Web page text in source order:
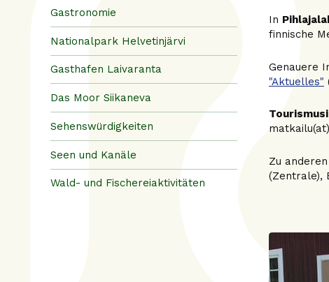
Gastronomie
Nationalpark Helvetinjärvi
Gasthafen Laivaranta
Das Moor Siikaneva
Sehenswürdigkeiten
Seen und Kanäle
Wald- und Fischereiaktivitäten
In
finnische
Genauere
"Aktuelles"
Zu
(Zentrale),